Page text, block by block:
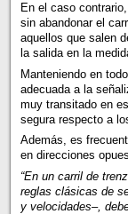
En el caso
sin abandonar el
aquellos que salen
la salida en la
Manteniendo en
adecuada a la
muy transitado en
segura respecto a
Además, es
en direcciones
“En un carril de
reglas clásicas de
y velocidades–,